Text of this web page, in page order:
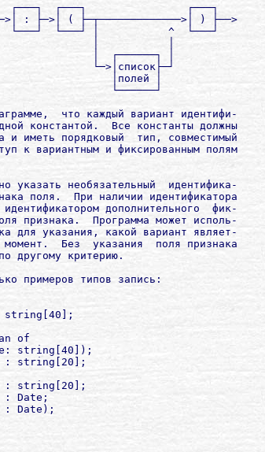
┌───┐  ┌───┐                ┌───┐
: ├─>│ ( ├─┬─────────────>│ ) ├──>
└───┘  └───┘ │           ^  └───┘
│           │
│  ┌──────┐ │
└─>│список├─┘
│полей │
└──────┘
что каждый вариант идентифи-
константой.  Все константы должны
и иметь порядковый  тип, совместимый
к вариантным и фиксированным полям
указать необязательный  идентифика-
поля.  При наличии идентификатора
дополнительного  фик-
признака.  Программа может исполь-
для указания, какой вариант являет-
Без  указания  поля признака
другому критерию.
примеров типов запись:
of
string[40]);
string[20];
string[20];
: Date;
Date);